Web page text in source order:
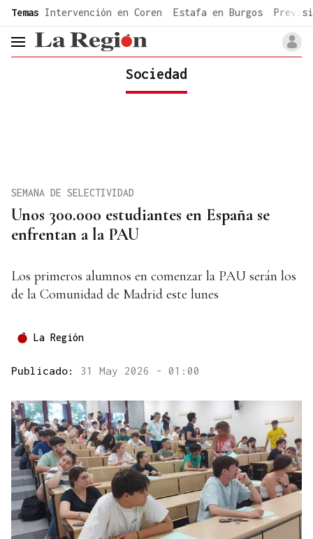
common.go-to-content
Temas Intervención en Coren Estafa en Burgos
header.menu.open
Sociedad
Unos 300.000 estudiantes en España se
enfrentan a la PAU
SEMANA DE SELECTIVIDAD
Los primeros alumnos en comenzar la PAU serán los
de la Comunidad de Madrid este lunes
La Región
Publicado: 31 May 2026 - 01:00